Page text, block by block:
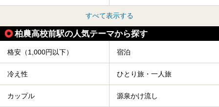
すべて表示する
柏農高校前駅の人気テーマから探す
格安（1,000円以下） 宿泊
冷え性 ひとり旅・一人旅
カップル 源泉かけ流し